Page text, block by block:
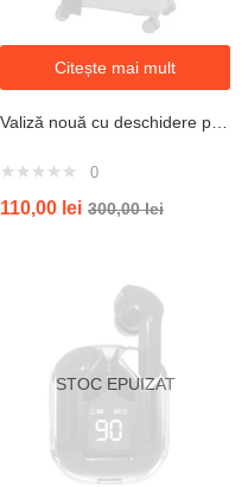
Citește mai mult
0
110,00 lei 300,00lei
STOC EPUIZAT